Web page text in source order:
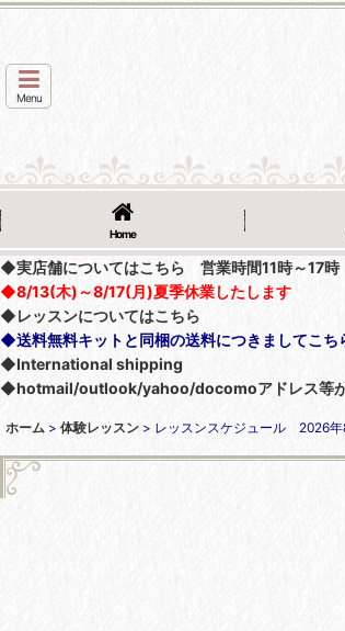
Menu
Home
◆実店舗についてはこちら 営業時間11時～17
◆8/13(木)～8/17(月)夏季休業したします
◆レッスンについてはこちら
◆送料無料キットと同梱の送料につきましてこち
◆International shipping
◆hotmail/outlook/yahoo/docomoアドレス等が
ホーム > 体験レッスン > レッスンスケジュール 2026年